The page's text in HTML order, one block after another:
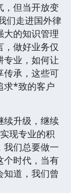
但当开放变
们走进国外律
大的知识管理
，做好业务仅
专业，如何让
传承，这些可
求*致的客户
升级，继续
现专业的积
我们总要做一
个时代，当有
知道，我们曾